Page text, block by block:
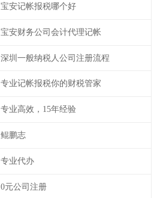
宝安记帐报税哪个好
宝安财务公司会计代理记帐
深圳一般纳税人公司注册流程
专业记帐报税你的财税管家
专业高效，15年经验
鲲鹏志
专业代办
0元公司注册